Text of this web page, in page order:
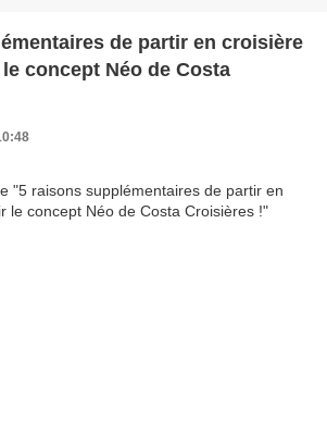
de partir en croisière
concept Néo de Costa